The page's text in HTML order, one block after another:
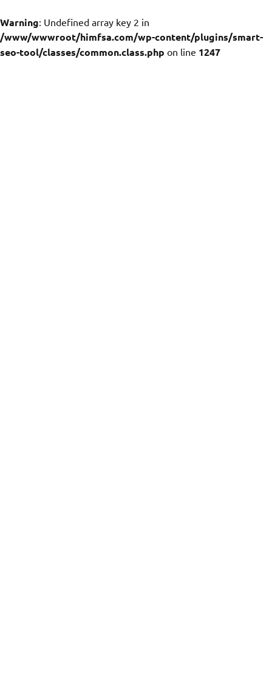
Warning: Undefined array key 2 in
/www/wwwroot/himfsa.com/wp-content/plugins/smart-
seo-tool/classes/common.class.php on line 1247